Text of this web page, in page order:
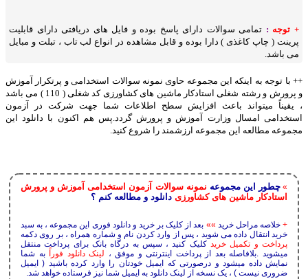
+ توجه : تمامی سوالات دارای پاسخ بوده و فایل های دریافتی دارای قابلیت
پرینت ( چاپ کاغذی ) دارا بوده و قابل مشاهده در انواع لب تاب ، تبلت و مبایل
می باشد.
++ با توجه به اینکه این مجموعه حاوی نمونه سوالات استخدامی و پرتکرار آموزش
و پرورش و رشته شغلی استادکار ماشین های کشاورزی کد شغلی ( 110 ) می باشد
، یقیناً میتواند باعث افزایش سطح اطلاعات شما جهت شرکت در آزمون
استخدامی امسال وزارت آموزش و پرورش گردد.پس هم اکنون با دانلود این
مجموعه مطالعه این مجموعه ارزشمند را شروع کنید.
»چطور این مجموعه نمونه سوالات آزمون استخدامی آموزش و پرورش
استادکار ماشین های کشاورزی دانلود و مطالعه کنم ؟
+خلاصه مراحل خرید »» بعد از کلیک بر خرید و دانلود فوری این مجموعه ، به سبد
خرید انتقال داده می شوید ، پس از وارد کردن نام و شماره همراه ، بر روی دکمه
پرداخت و تکمیل خریدکلیک کنید ، سپس به درگاه بانک برای پرداخت منتقل
میشوید .بلافاصله بعد از پرداخت اینترنتی و موفق ، لینک دانلود فوراً
به شما
نمایش داده میشود و درصورتی که ایمیل خودتان را وارد کرده باشید ( ایمیل
ضروری نیست ) ، یک نسخه از لینک دانلود به ایمیل شما نیز فرستاده خواهد شد.